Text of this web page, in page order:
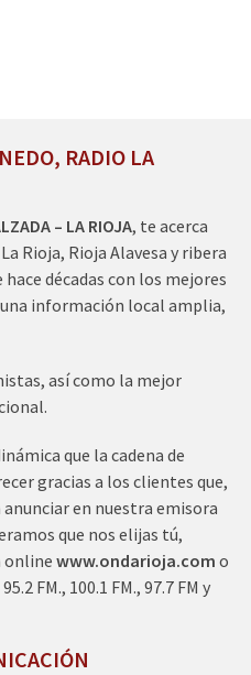
RADIO LA
– LA RIOJA, te acerca
Rioja, Rioja Alavesa y ribera
décadas con los mejores
información local amplia,
así como la mejor
que la cadena de
gracias a los clientes que,
en nuestra emisora
que nos elijas tú,
online www.ondarioja.com o
FM., 100.1 FM., 97.7 FM y